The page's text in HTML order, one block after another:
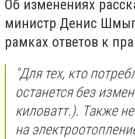
Об изменениях
министр Денис
рамках ответов к
"Для тех, кто
останется без
киловатт.). Также
на